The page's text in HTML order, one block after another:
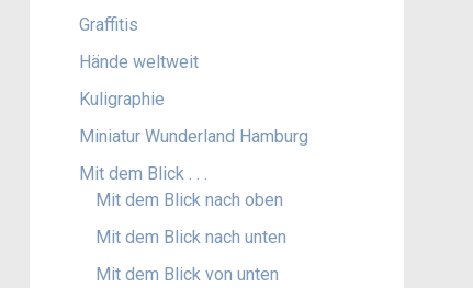
Graffitis
Hände weltweit
Kuligraphie
Miniatur Wunderland Hamburg
Mit dem Blick . . .
Mit dem Blick nach oben
Mit dem Blick nach unten
Mit dem Blick von unten